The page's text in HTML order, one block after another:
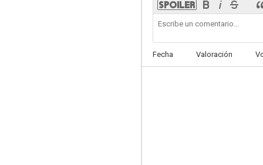
--
Fecha Valoración